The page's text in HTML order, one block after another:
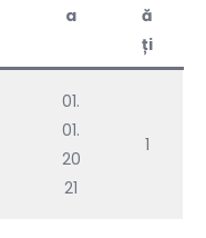
a
ă
ți
01.
01.
20
21
1